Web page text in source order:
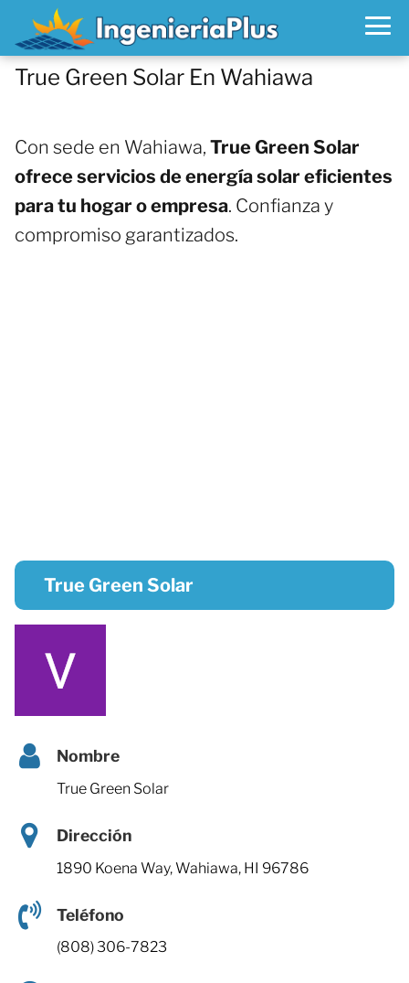
True Green Solar En Wahiawa
Con sede en Wahiawa, True Green Solar
ofrece servicios de energía solar eficientes
para tu hogar o empresa. Confianza y
compromiso garantizados.
True Green Solar
Nombre
True Green Solar
Dirección
1890 Koena Way, Wahiawa, HI 96786
Teléfono
(808) 306-7823